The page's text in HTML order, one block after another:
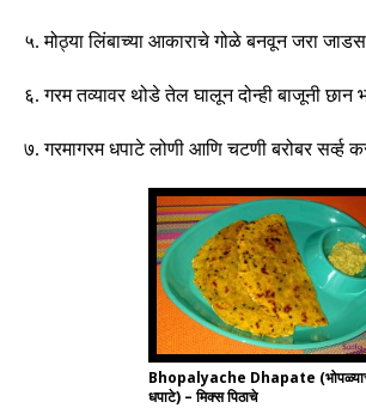
५.मोठ्या लिंबाच्या आकाराचे गोळे बनवून जरा
६.गरम तव्यावर थोडे तेल घालून दोन्ही बाजूनी छान
७.गरमागरम धपाटे लोणी आणि चटणी बरोबर सर्व्ह
Bhopalyache Dhapate
धपाटे) – मिक्स पिठाचे